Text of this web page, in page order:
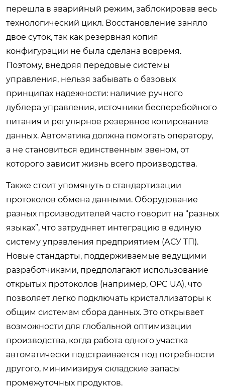
перешла в аварийный режим, заблокировав весь
технологический цикл. Восстановление заняло
двое суток, так как резервная копия
конфигурации не была сделана вовремя.
Поэтому, внедряя передовые системы
управления, нельзя забывать о базовых
принципах надежности: наличие ручного
дублера управления, источники бесперебойного
питания и регулярное резервное копирование
данных. Автоматика должна помогать оператору,
а не становиться единственным звеном, от
которого зависит жизнь всего производства.
Также стоит упомянуть о стандартизации
протоколов обмена данными. Оборудование
разных производителей часто говорит на “разных
языках”, что затрудняет интеграцию в единую
систему управления предприятием (АСУ ТП).
Новые стандарты, поддерживаемые ведущими
разработчиками, предполагают использование
открытых протоколов (например, OPC UA), что
позволяет легко подключать кристаллизаторы к
общим системам сбора данных. Это открывает
возможности для глобальной оптимизации
производства, когда работа одного участка
автоматически подстраивается под потребности
другого, минимизируя складские запасы
промежуточных продуктов.